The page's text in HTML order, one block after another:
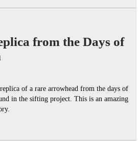
from the Days of
of a rare arrowhead from the days of
in the sifting project. This is an amazing